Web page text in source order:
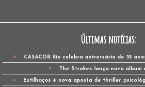
Últimas notícias:
CASACOR Rio celebra aniversário de 35
The Strokes lança novo álbum
Estilhaços é nova aposta de thriller